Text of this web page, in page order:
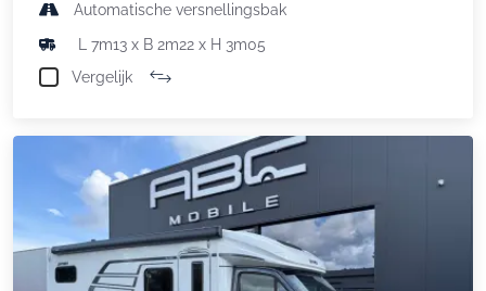
Automatische versnellingsbak
L 7m13 x B 2m22 x H 3m05
Vergelijk